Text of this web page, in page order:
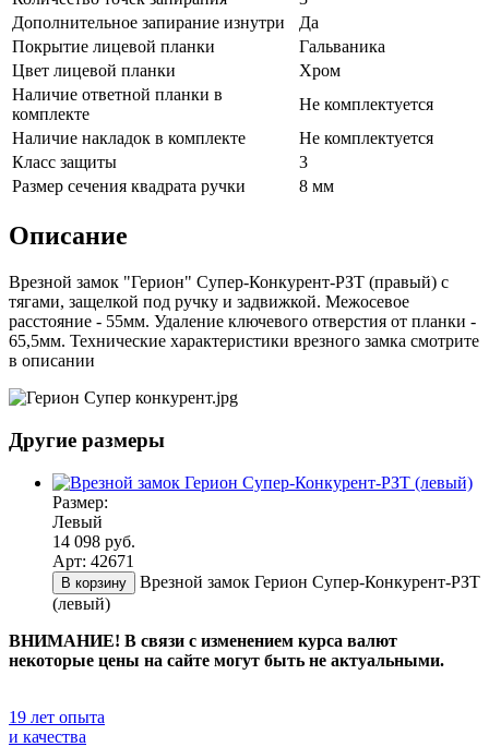
Дополнительное запирание изнутри
Да
Покрытие лицевой планки
Гальваника
Цвет лицевой планки
Хром
Наличие ответной планки в
комплекте
Не комплектуется
Наличие накладок в комплекте
Не комплектуется
Класс защиты
3
Размер сечения квадрата ручки
8 мм
Описание
Врезной замок "Герион" Супер-Конкурент-РЗТ (правый) с
тягами, защелкой под ручку и задвижкой. Межосевое
расстояние - 55мм. Удаление ключевого отверстия от планки -
65,5мм. Технические характеристики врезного замка смотрите
в описании
Другие размеры
Размер:
Левый
14 098 руб.
Арт: 42671
В корзину
Врезной замок Герион Супер-Конкурент-РЗТ
(левый)
ВНИМАНИЕ! В связи с изменением курса валют
некоторые цены на сайте могут быть не актуальными.
19 лет опыта
и качества